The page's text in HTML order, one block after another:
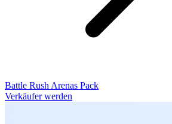
Battle Rush Arenas Pack
Verkäufer werden